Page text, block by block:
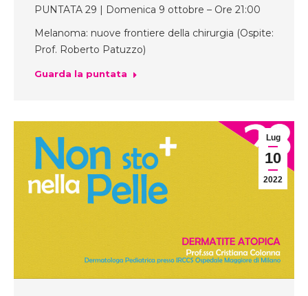
PUNTATA 29 | Domenica 9 ottobre – Ore 21:00
Melanoma: nuove frontiere della chirurgia (Ospite:
Prof. Roberto Patuzzo)
Guarda la puntata
Lug
10
2022